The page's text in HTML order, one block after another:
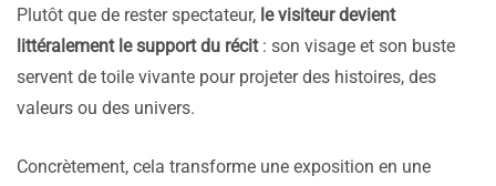
Plutôt que de rester spectateur, le visiteur devient
littéralement le support du récit: son visage et son buste
servent de toile vivante pour projeter des histoires, des
valeurs ou des univers.
Concrètement, cela transforme une exposition en une